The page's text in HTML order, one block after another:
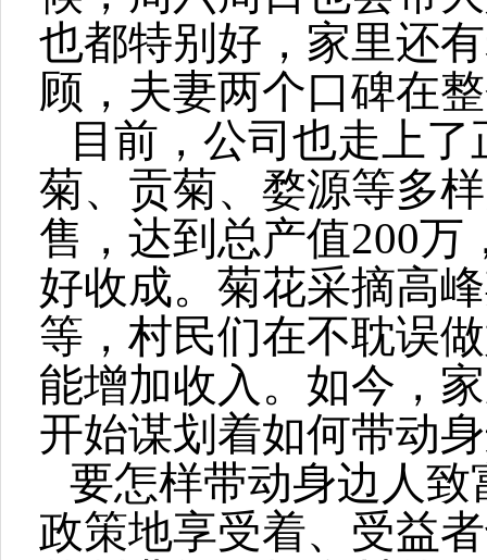
也都特别好，家里还
顾，夫妻两个口碑在
目前，公司也走上
菊、贡菊、婺源等多
售，达到总产值200万
好收成。菊花采摘高
等，村民们在不耽误
能增加收入。如今，
开始谋划着如何带动
要怎样带动身边人
政策地享受着、受益